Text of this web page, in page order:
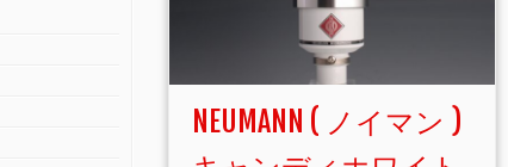
NEUMANN ( ノイマン )